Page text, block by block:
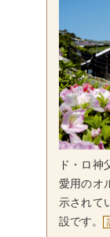
ド・ロ神
愛用のオ
示されて
設です。